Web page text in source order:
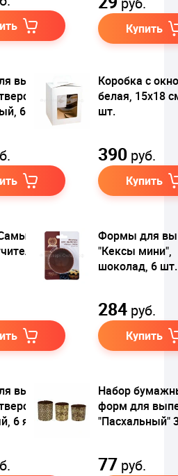
Купить
выпечки
6 ячеек
Коробка с
белая, 15х18
шт.
390 руб.
Купить
Формы для
"Кексы мини",
шоколад, 6 шт.
284 руб.
Купить
выпечки
6 ячеек
Набор
форм для
"Пасхальный"
77 руб.